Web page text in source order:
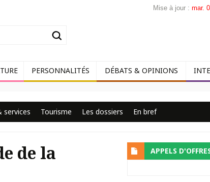
Mise à jour : mar.
PERSONNALITÉS DÉBATS & OPINIONS
services Tourisme Les dossiers En bref
de la
APPELS